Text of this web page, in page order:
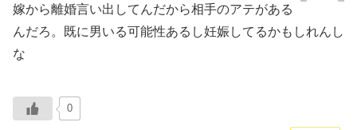
嫁から離婚言い出してんだから相手のアテがある
んだろ。既に男いる可能性あるし妊娠してるかもしれんし
な
0